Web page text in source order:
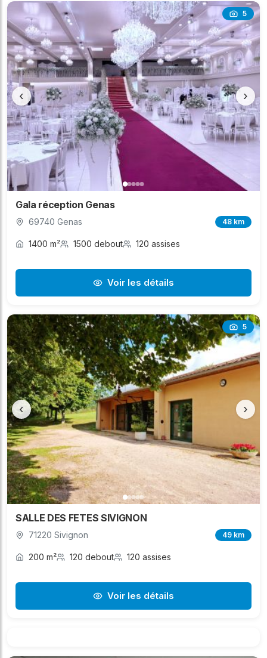
5
‹ ›
Gala réception Genas
69740 Genas 48 km
1400 m² 1500 debout 120 assises
Voir les détails
5
‹ ›
SALLE DES FETES SIVIGNON
71220 Sivignon 49 km
200 m² 120 debout 120 assises
Voir les détails